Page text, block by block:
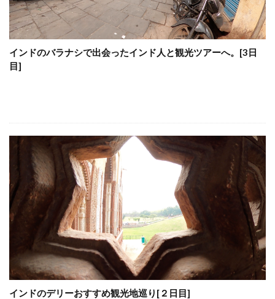
インドのバラナシで出会ったインド人と観光ツアーへ。[3日
目]
インドのデリーおすすめ観光地巡り[２日目]